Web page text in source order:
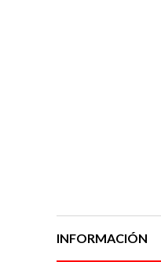
INFORMACIÓN